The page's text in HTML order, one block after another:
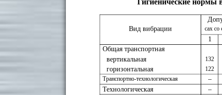
Гигиенические нормы
Вид вибрации сах со
1
Общая транспортная
вертикальная
горизонтальная
132
122
Транспортно-технологическая
–
Технологическая
–